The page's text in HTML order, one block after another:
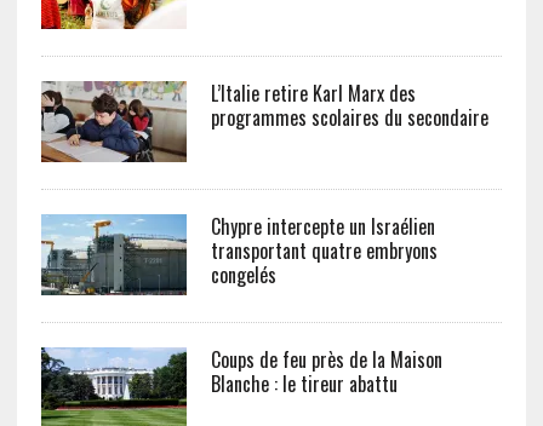
L’Italie retire Karl Marx des
programmes scolaires du secondaire
Chypre intercepte un Israélien
transportant quatre embryons
congelés
Coups de feu près de la Maison
Blanche : le tireur abattu